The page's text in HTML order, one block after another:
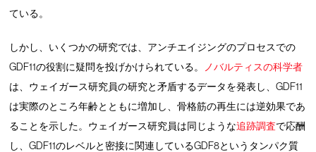
ている。
しかし、いくつかの研究では、アンチエイジングのプロセスでの
GDF11の役割に疑問を投げかけられている。
ノバルティスの科学者
は、ウェイガース研究員の研究と矛盾するデータを発表し、GDF11
は実際のところ年齢とともに増加し、骨格筋の再生には逆効果であ
ることを示した。ウェイガース研究員は同じような追跡調査で応酬
し、GDF11のレベルと密接に関連しているGDF8というタンパク質